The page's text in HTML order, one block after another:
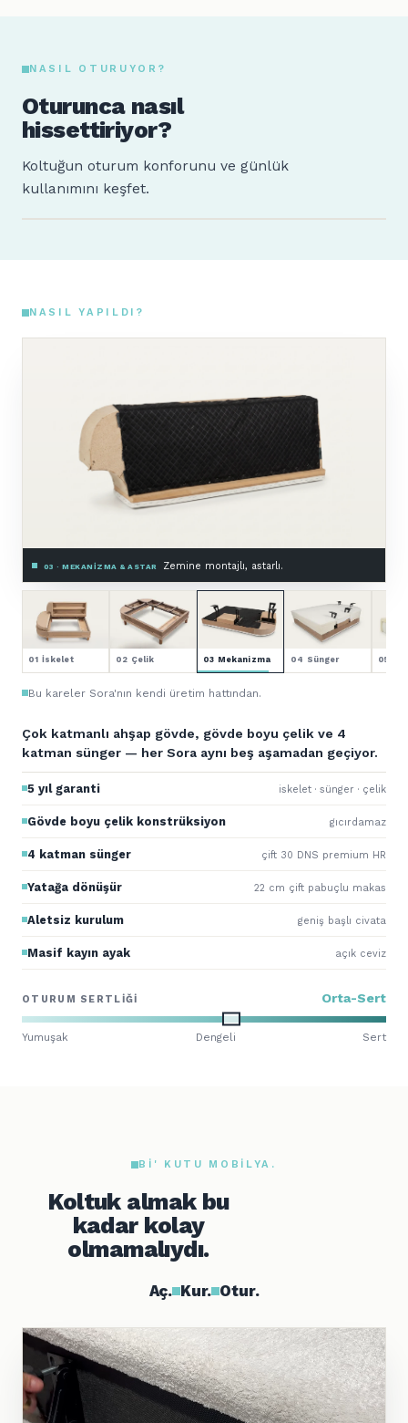
NASIL OTURUYOR?
Oturunca nasıl
hissettiriyor?
Koltuğun oturum konforunu ve günlük
kullanımını keşfet.
160 cm · 64 kg
NASIL YAPILDI?
Çok katmanlı ahşap gövde, gövde boyu çelik ve 4
katman sünger — her Sora aynı beş aşamadan geçiyor.
5 yıl garanti iskelet · sünger · çelik
Gövde boyu çelik konstrüksiyon gıcırdamaz
4 katman sünger çift 30 DNS premium HR
Yatağa dönüşür 22 cm çift pabuçlu makas
Aletsiz kurulum geniş başlı civata
Masif kayın ayak açık ceviz
OTURUM SERTLIĞI Orta-Sert
Yumuşak Dengeli Sert
04 · SÜNGER — 4 KATMAN Premium HR sünger.
01 İskelet 02 Çelik 03 Mekanizma 04 Sünger 05 Kol
Bu kareler Sora'nın kendi üretim hattından.
BI' KUTU MOBILYA.
Koltuk almak bu
kadar kolay
olmamalıydı.
Aç. Kur. Otur.